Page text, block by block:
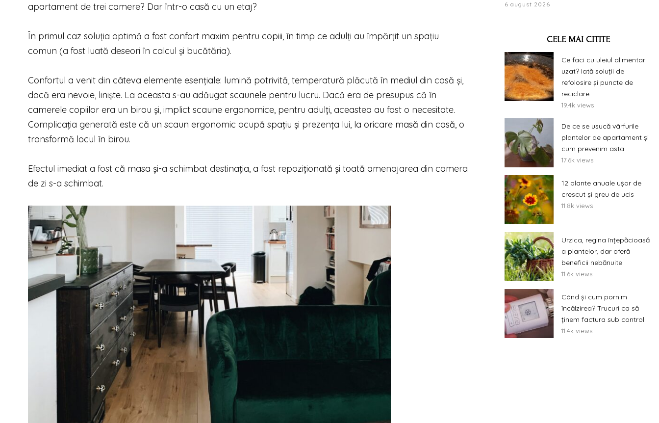
apartament de trei camere? Dar într-o casă cu un etaj?
În primul caz soluția optimă a fost confort maxim pentru copiii, în timp ce adulți au împărțit un spațiu
comun (a fost luată deseori în calcul și bucătăria).
Confortul a venit din câteva elemente esențiale: lumină potrivită, temperatură plăcută în mediul din casă și,
dacă era nevoie, liniște. La aceasta s-au adăugat scaunele pentru lucru. Dacă era de presupus că în
camerele copiilor era un birou și, implict scaune ergonomice, pentru adulți, aceastea au fost o necesitate.
Complicația generată este că un scaun ergonomic ocupă spațiu și prezența lui, la oricare masă din casă, o
transformă locul în birou.
Efectul imediat a fost că masa și-a schimbat destinația, a fost repoziționată și toată amenajarea din camera
de zi s-a schimbat.
6 august 2026
CELE MAI CITITE
Ce faci cu uleiul alimentar
uzat? Iată soluții de
refolosire și puncte de
reciclare
19.4k views
De ce se usucă vârfurile
plantelor de apartament și
cum prevenim asta
17.6k views
12 plante anuale ușor de
crescut și greu de ucis
11.8k views
Urzica, regina înțepăcioasă
a plantelor, dar oferă
beneficii nebănuite
11.6k views
Când și cum pornim
încălzirea? Trucuri ca să
ținem factura sub control
11.4k views